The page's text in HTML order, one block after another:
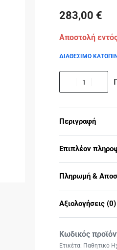
283,00 €
Αποστολή
ΔΙΑΘΕΣΙΜΟ
Περιγραφή
Επιπλέον
Πληρωμή &
Αξιολογήσεις (0)
Ετικέτα: Παθητικό